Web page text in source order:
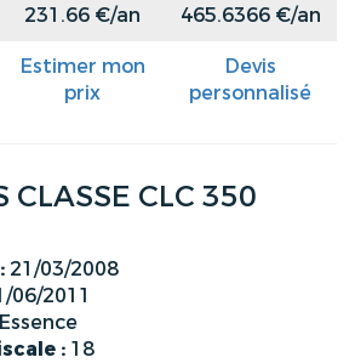
231.66 €/an 465.6366 €/an
Estimer mon
prix
Devis
personnalisé
CLASSE CLC 350
21/03/2008
06/2011
Essence
: 18